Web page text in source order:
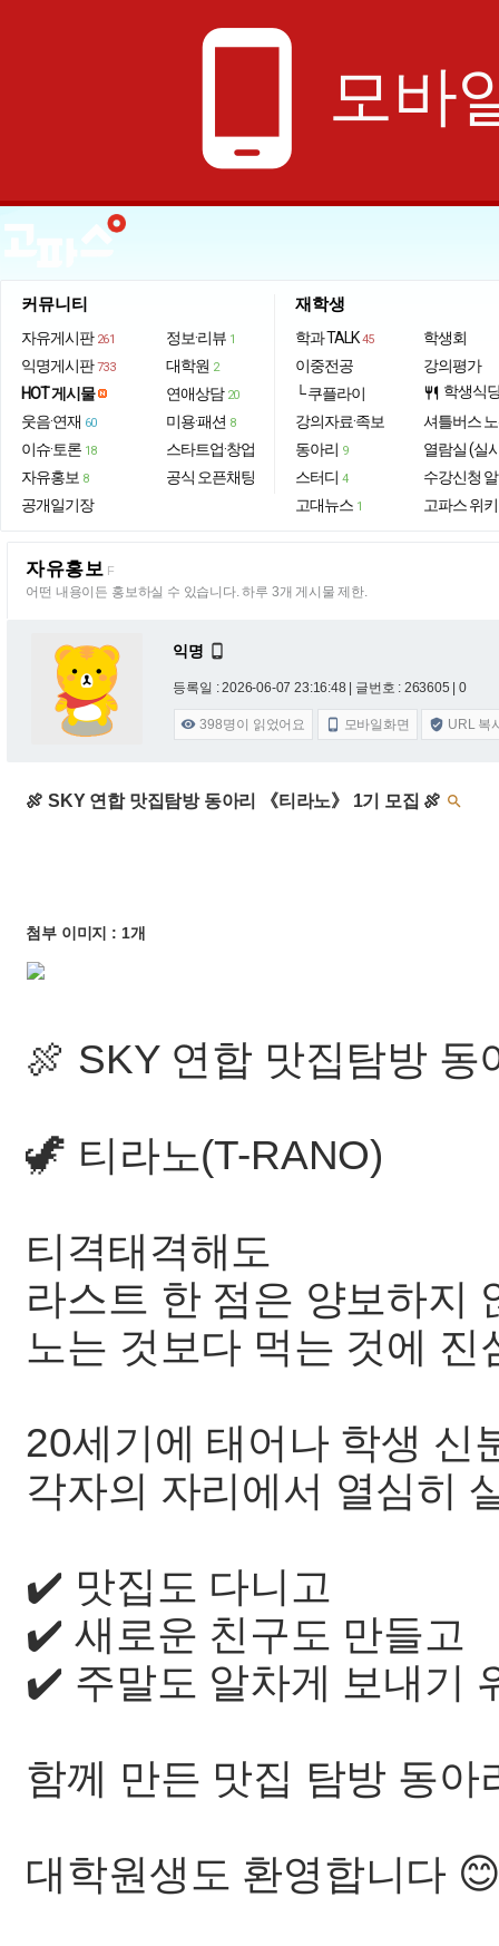
phone_android 모바
커뮤니티
자유게시판 261
익명게시판 733
HOT 게시물
웃음·연재 60
이슈·토론 18
자유홍보 8
공개일기장
정보·리뷰 1
대학원 2
연애상담 20
미용·패션 8
스타트업·창업
공식 오픈채팅
재학생
학과 TALK 45
이중전공
└ 쿠플라이
강의자료·족보
동아리 9
스터디 4
고대뉴스 1
학생회
강의평가
restaurant 학생식
셔틀버스
열람실 (실
수강신청
고파스 위키
자유홍보 F
어떤 내용이든 홍보하실 수 있습니다. 하루 3개 게시물 제한.
익명 
등록일 : 2026-06-07 23:16:48 | 글번호 : 263605 | 0
 398명이 읽었어요  모바일화면  URL 복
🍖 SKY 연합 맛집탐방 동아리 《티라노》 1기 모집 🍖 
첨부 이미지 : 1개
🍖 SKY 연합 맛집탐방
🦖 티라노(T-RANO)
티격태격해도
라스트 한 점은 양보하지
노는 것보다 먹는 것에
20세기에 태어나 학생 신
각자의 자리에서 열심히
✔️ 맛집도 다니고
✔️ 새로운 친구도 만들고
✔️ 주말도 알차게 보내기
함께 만든 맛집 탐방 동아
대학원생도 환영합니다